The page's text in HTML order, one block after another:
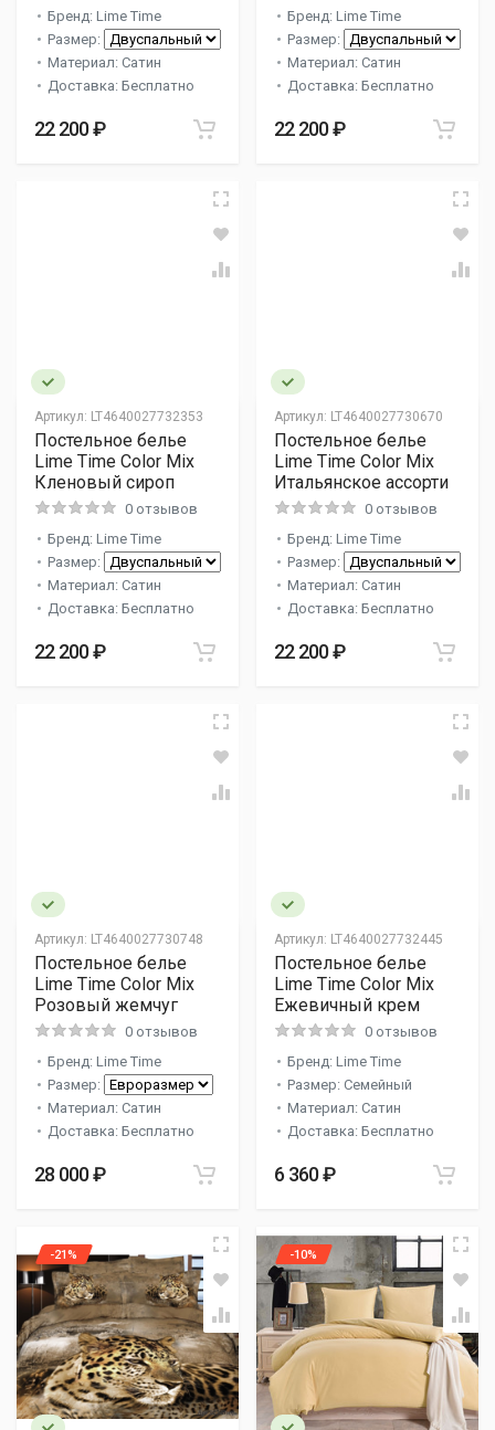
Бренд: Lime Time
Размер:
Материал: Сатин
Доставка: Бесплатно
22 200 ₽
Бренд: Lime Time
Размер:
Материал: Сатин
Доставка: Бесплатно
22 200 ₽
Артикул: LT4640027732353
Постельное белье
Lime Time Color Mix
Кленовый сироп
0 отзывов
Бренд: Lime Time
Размер:
Материал: Сатин
Доставка: Бесплатно
22 200 ₽
Артикул: LT4640027730670
Постельное белье
Lime Time Color Mix
Итальянское ассорти
0 отзывов
Бренд: Lime Time
Размер:
Материал: Сатин
Доставка: Бесплатно
22 200 ₽
Артикул: LT4640027730748
Постельное белье
Lime Time Color Mix
Розовый жемчуг
0 отзывов
Бренд: Lime Time
Размер:
Материал: Сатин
Доставка: Бесплатно
28 000 ₽
Артикул: LT4640027732445
Постельное белье
Lime Time Color Mix
Ежевичный крем
0 отзывов
Бренд: Lime Time
Размер: Семейный
Материал: Сатин
Доставка: Бесплатно
6 360 ₽
-21% -10%